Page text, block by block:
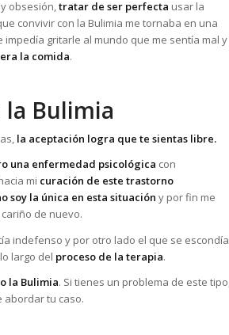
obsesión,tratar de ser perfecta usar la
convivir con la Bulimia me tornaba en una
impedía gritarle al mundo que me sentía mal y
la comida.
la Bulimia
la aceptación logra que te sientas libre.
una enfermedad psicológica con
mi curación de este trastorno
soy la única en esta situación y por fin me
de nuevo.
indefenso y por otro lado el que se escondía
largo del proceso de la terapia.
la Bulimia. Si tienes un problema de este
abordar tu caso.